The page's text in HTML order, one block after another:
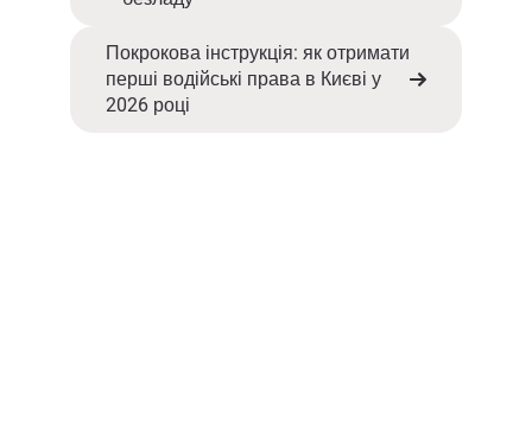
Покрокова інструкція: як отримати
перші водійські права в Києві у
2026 році